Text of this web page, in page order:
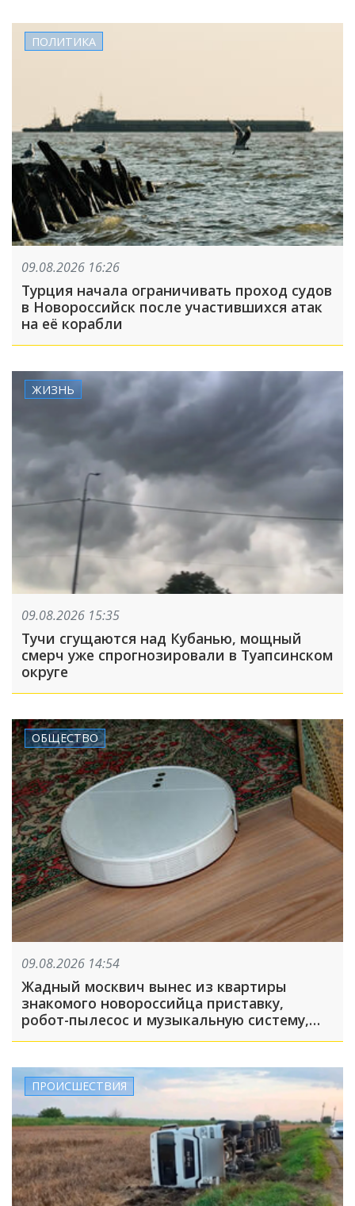
ПОЛИТИКА
09.08.2026 16:26
Турция начала ограничивать проход судов
в Новороссийск после участившихся атак
на её корабли
ЖИЗНЬ
09.08.2026 15:35
Тучи сгущаются над Кубанью, мощный
смерч уже спрогнозировали в Туапсинском
округе
ОБЩЕСТВО
09.08.2026 14:54
Жадный москвич вынес из квартиры
знакомого новороссийца приставку,
робот-пылесос и музыкальную систему,
пока его подельник отвлекал хозяина
ПРОИСШЕСТВИЯ